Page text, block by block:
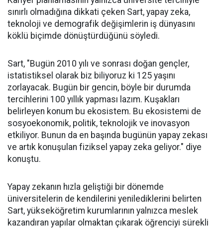
sınırlı olmadığına dikkati çeken Sart, yapay zeka,
teknoloji ve demografik değişimlerin iş dünyasını
köklü biçimde dönüştürdüğünü söyledi.
Sart, "Bugün 2010 yılı ve sonrası doğan gençler,
istatistiksel olarak biz biliyoruz ki 125 yaşını
zorlayacak. Bugün bir gencin, böyle bir durumda
tercihlerini 100 yıllık yapması lazım. Kuşakları
belirleyen konum bu ekosistem. Bu ekosistemi de
sosyoekonomik, politik, teknolojik ve inovasyon
etkiliyor. Bunun da en başında bugünün yapay zekası
ve artık konuşulan fiziksel yapay zeka geliyor." diye
konuştu.
Yapay zekanın hızla geliştiği bir dönemde
üniversitelerin de kendilerini yenilediklerini belirten
Sart, yükseköğretim kurumlarının yalnızca meslek
kazandıran yapılar olmaktan çıkarak öğrenciyi sürekli